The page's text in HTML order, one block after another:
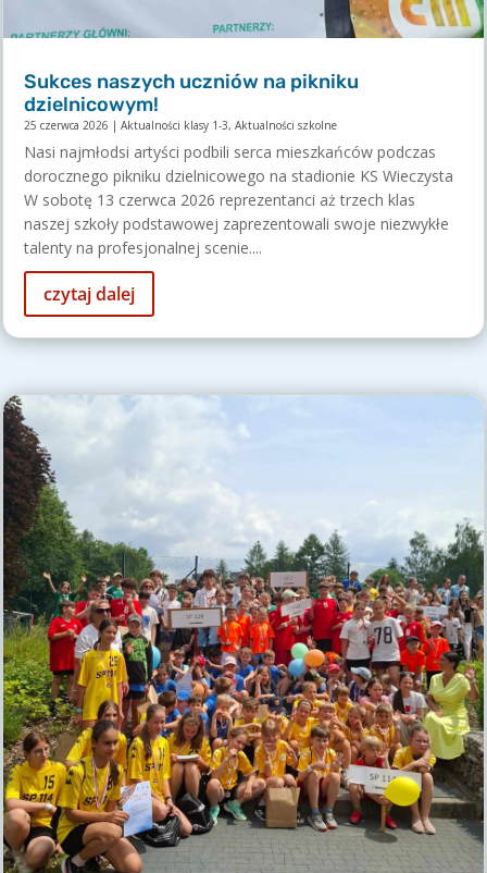
Sukces naszych uczniów na pikniku
dzielnicowym!
25 czerwca 2026 |Aktualności klasy 1-3,Aktualności szkolne
Nasi najmłodsi artyści podbili serca mieszkańców podczas
dorocznego pikniku dzielnicowego na stadionie KS Wieczysta
W sobotę 13 czerwca 2026 reprezentanci aż trzech klas
naszej szkoły podstawowej zaprezentowali swoje niezwykłe
talenty na profesjonalnej scenie....
czytaj dalej